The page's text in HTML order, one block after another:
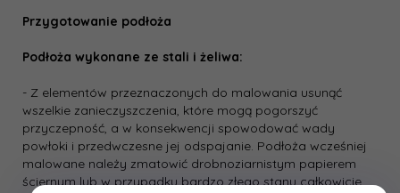
Przygotowanie podłoża
Podłoża wykonane ze stali i żeliwa:
- Z elementów przeznaczonych do malowania usunąć
wszelkie zanieczyszczenia, które mogą pogorszyć
przyczepność, a w konsekwencji spowodować wady
powłoki i przedwczesne jej odspajanie. Podłoża wcześniej
malowane należy zmatowić drobnoziarnistym papierem
ściernym lub w przypadku bardzo złego stanu całkowicie